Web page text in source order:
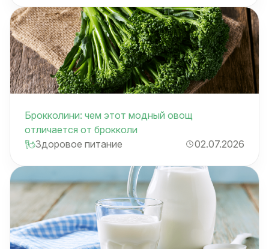
Брокколини: чем этот модный овощ
отличается от брокколи
Здоровое питание
02.07.2026